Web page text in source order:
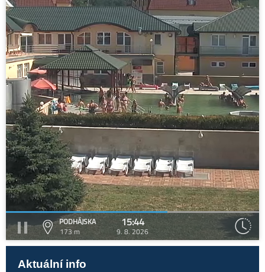
PODHÁJSKA
173 m
15:44
9. 8. 2026
Aktuální info